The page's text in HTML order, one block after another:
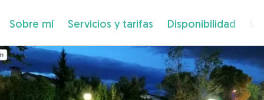
Sobre mí Servicios y tarifas Disponibilidad